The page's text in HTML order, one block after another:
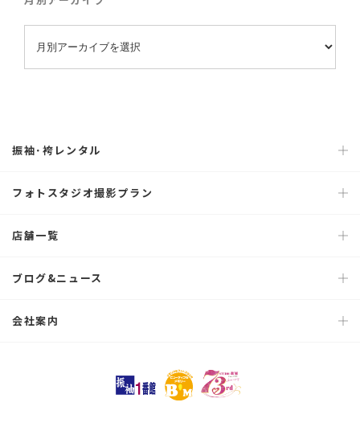
振袖･袴レンタル
フォトスタジオ撮影プラン
店舗一覧
ブログ&ニュース
会社案内